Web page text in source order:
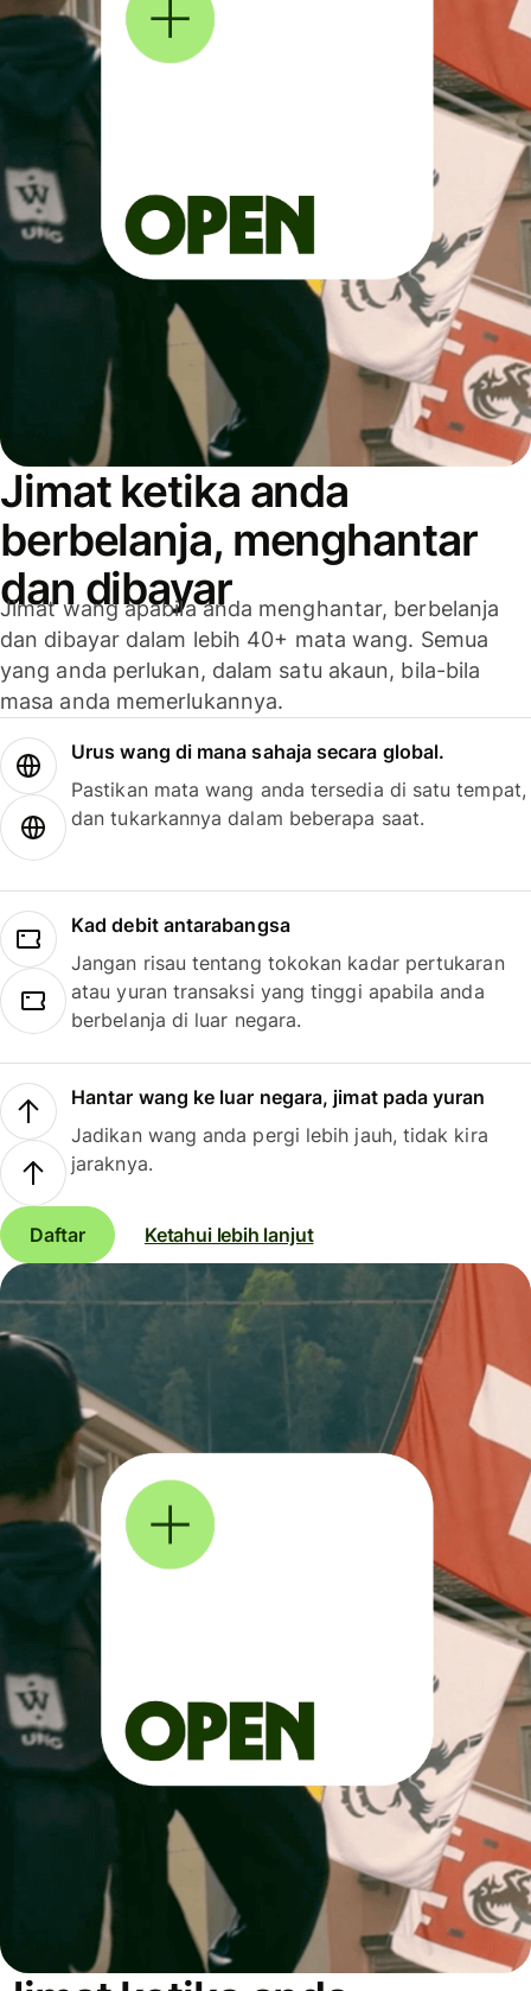
Jimat ketika anda
berbelanja, menghantar
dan dibayar
Jimat wang apabila anda menghantar, berbelanja
dan dibayar dalam lebih 40+ mata wang. Semua
yang anda perlukan, dalam satu akaun, bila-bila
masa anda memerlukannya.
Urus wang di mana sahaja secara global.
Pastikan mata wang anda tersedia di satu tempat,
dan tukarkannya dalam beberapa saat.
Kad debit antarabangsa
Jangan risau tentang tokokan kadar pertukaran
atau yuran transaksi yang tinggi apabila anda
berbelanja di luar negara.
Hantar wang ke luar negara, jimat pada yuran
Jadikan wang anda pergi lebih jauh, tidak kira
jaraknya.
Daftar Ketahui lebih lanjut